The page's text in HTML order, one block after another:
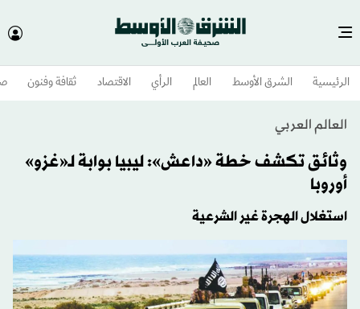
الرئيسية الشرق الأوسط​ العالم الرأي الاقتصاد ثقافة وفنون
العالم العربي
وثائق تكشف خطة «داعش»: ليبيا بوابة لـ«غزو»
أوروبا
استغلال الهجرة غير الشرعية